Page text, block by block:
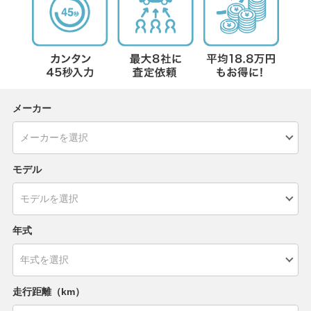
メーカー
モデル
年式
走行距離（km）